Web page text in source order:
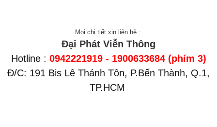
Mọi chi tiết xin liên hệ :
Đại Phát Viễn Thông
Hotline : 0942221919 - 1900633684 (phím 3)
Đ/C: 191 Bis Lê Thánh Tôn, P.Bến Thành, Q.1,
TP.HCM